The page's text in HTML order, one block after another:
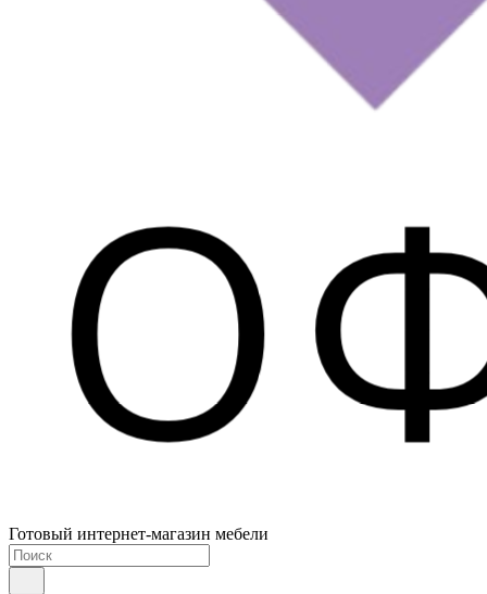
Готовый интернет-магазин мебели